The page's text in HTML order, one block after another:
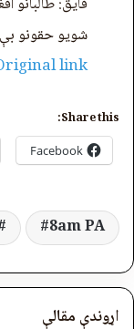
شویو حقونو
link
Share this:
Facebook
8am PA
اړوندې مقالې